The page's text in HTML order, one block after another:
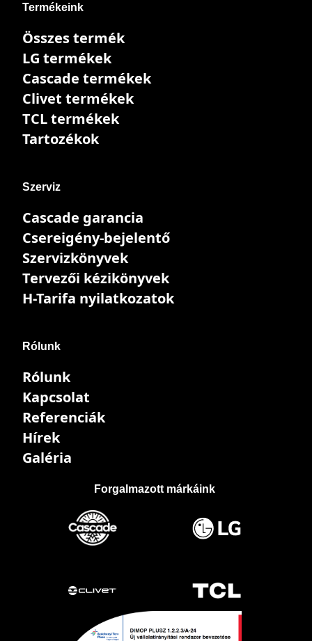
Termékeink
Összes termék
LG termékek
Cascade termékek
Clivet termékek
TCL termékek
Tartozékok
Szerviz
Cascade garancia
Csereigény-bejelentő
Szervizkönyvek
Tervezői kézikönyvek
H-Tarifa nyilatkozatok
Rólunk
Rólunk
Kapcsolat
Referenciák
Hírek
Galéria
Forgalmazott márkáink